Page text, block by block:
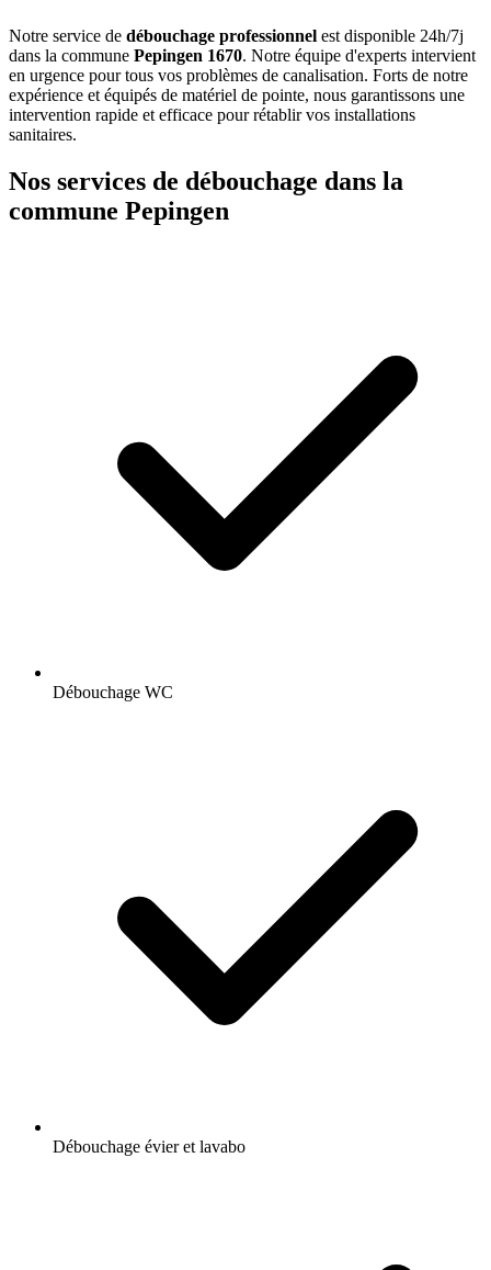
Notre service de débouchage professionnel est disponible 24h/7j
dans la commune Pepingen 1670. Notre équipe d'experts intervient
en urgence pour tous vos problèmes de canalisation. Forts de notre
expérience et équipés de matériel de pointe, nous garantissons une
intervention rapide et efficace pour rétablir vos installations
sanitaires.
Nos services de débouchage dans la
commune Pepingen
Débouchage WC
Débouchage évier et lavabo